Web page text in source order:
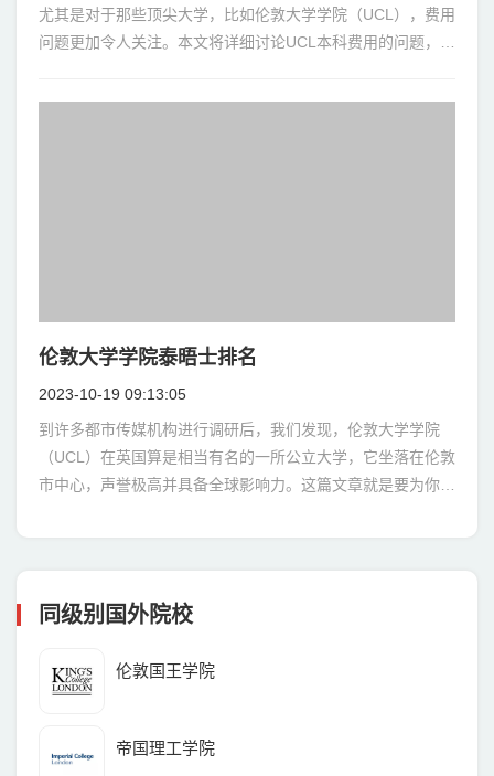
尤其是对于那些顶尖大学，比如伦敦大学学院（UCL），费用
问题更加令人关注。本文将详细讨论UCL本科费用的问题，包
伦敦大学学院泰晤士排名
2023-10-19 09:13:05
到许多都市传媒机构进行调研后，我们发现，伦敦大学学院
（UCL）在英国算是相当有名的一所公立大学，它坐落在伦敦
市中心，声誉极高并具备全球影响力。这篇文章就是要为你详
同级别国外院校
伦敦国王学院
帝国理工学院